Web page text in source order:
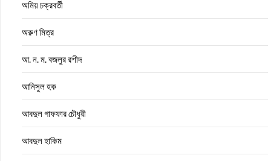
অমিয় চক্রবর্তী
অরুণ মিত্র
আ. ন. ম. বজলুর রশীদ
আনিসুল হক
আবদুল গাফফার চৌধুরী
আবদুল হাকিম